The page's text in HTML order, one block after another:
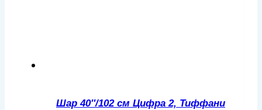
Шар 40″/102 см Цифра 2, Тиффани